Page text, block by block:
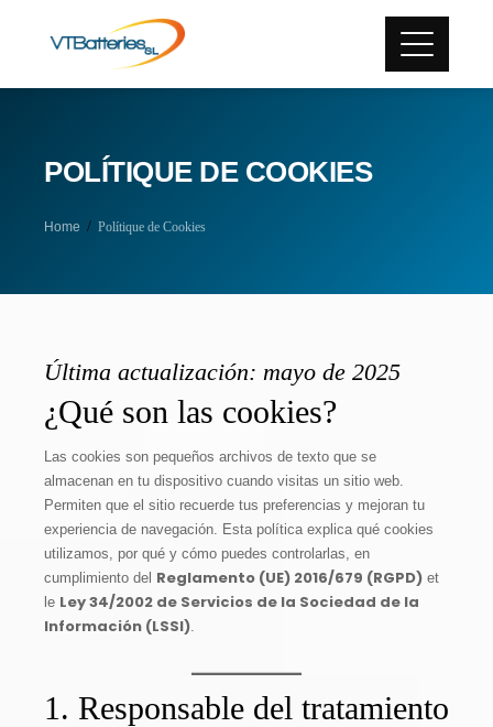
POLÍTIQUE DE COOKIES
Home Polítique de Cookies
Última actualización: mayo de 2025
¿Qué son las cookies?
Las cookies son pequeños archivos de texto que se
almacenan en tu dispositivo cuando visitas un sitio web.
Permiten que el sitio recuerde tus preferencias y mejoran tu
experiencia de navegación. Esta política explica qué cookies
utilizamos, por qué y cómo puedes controlarlas, en
cumplimiento del Reglamento (UE) 2016/679 (RGPD) et
le Ley 34/2002 de Servicios de la Sociedad de la
Información (LSSI).
1. Responsable del tratamiento